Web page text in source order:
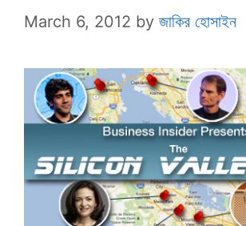
March 6, 2012 by জাকির হোসাইন